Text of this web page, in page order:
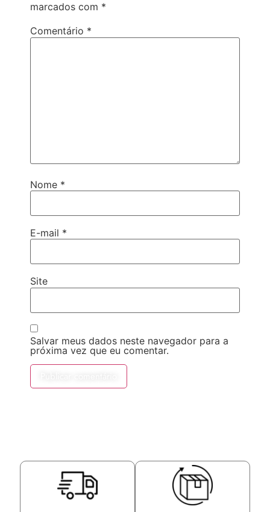
marcados com *
Comentário *
Nome *
E-mail *
Site
Salvar meus dados neste navegador para a
próxima vez que eu comentar.